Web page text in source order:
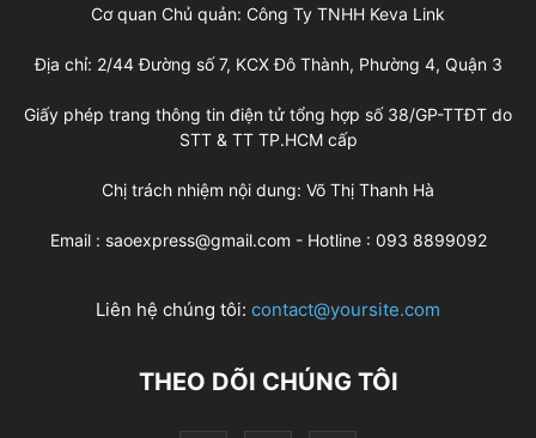
Cơ quan Chủ quản: Công Ty TNHH Keva Link
Địa chỉ: 2/44 Đường số 7, KCX Đô Thành, Phường 4, Quận 3
Giấy phép trang thông tin điện tử tổng hợp số 38/GP-TTĐT do
STT & TT TP.HCM cấp
Chị trách nhiệm nội dung: Võ Thị Thanh Hà
Email : saoexpress@gmail.com - Hotline : 093 8899092
Liên hệ chúng tôi: contact@yoursite.com
THEO DÕI CHÚNG TÔI